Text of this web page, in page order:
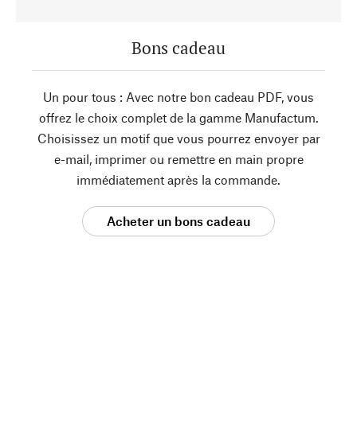
Bons cadeau
Un pour tous : Avec notre bon cadeau PDF, vous
offrez le choix complet de la gamme Manufactum.
Choisissez un motif que vous pourrez envoyer par
e-mail, imprimer ou remettre en main propre
immédiatement après la commande.
Acheter un bons cadeau